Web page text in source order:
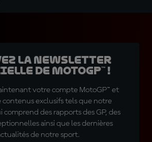
la Newsletter
de MotoGP™ !
votre compte MotoGP™ et
contenus exclusifs tels que notre
comprend des rapports des GP, des
ainsi que les dernières
de notre sport.